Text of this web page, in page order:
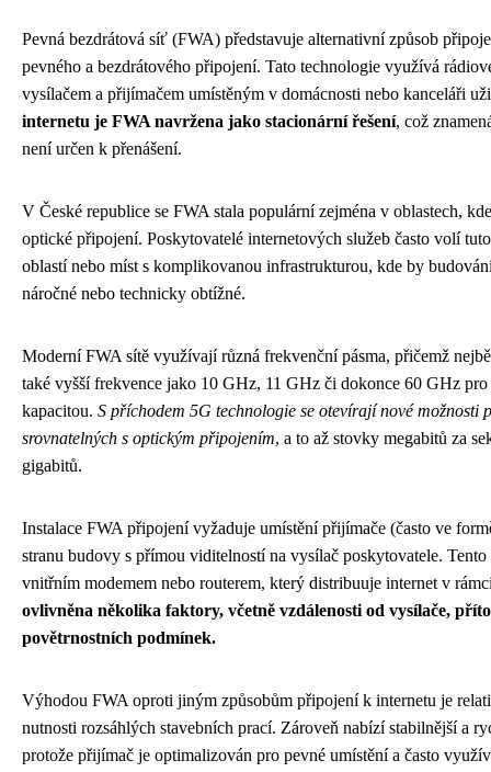
Pevná bezdrátová síť (FWA) představuje alternativní způsob
pevného a bezdrátového připojení. Tato technologie využívá
vysílačem a přijímačem umístěným v domácnosti nebo kanceláři
internetu je FWA navržena jako stacionární řešení, což
není určen k přenášení.
V České republice se FWA stala populární zejména v oblastech,
optické připojení. Poskytovatelé internetových služeb často volí
oblastí nebo míst s komplikovanou infrastrukturou, kde by
náročné nebo technicky obtížné.
Moderní FWA sítě využívají různá frekvenční pásma, přičemž
také vyšší frekvence jako 10 GHz, 11 GHz či dokonce 60 GHz
kapacitou. S příchodem 5G technologie se otevírají nové možnosti
srovnatelných s optickým připojením, a to až stovky megabitů za
gigabitů.
Instalace FWA připojení vyžaduje umístění přijímače (často ve
stranu budovy s přímou viditelností na vysílač poskytovatele.
vnitřním modemem nebo routerem, který distribuuje internet v
ovlivněna několika faktory, včetně vzdálenosti od vysílače,
povětrnostních podmínek.
Výhodou FWA oproti jiným způsobům připojení k internetu je
nutnosti rozsáhlých stavebních prací. Zároveň nabízí stabilnější a
protože přijímač je optimalizován pro pevné umístění a často